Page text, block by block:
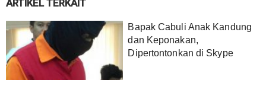
ARTIKEL TERKAIT
Bapak Cabuli Anak Kandung
dan Keponakan,
Dipertontonkan di Skype